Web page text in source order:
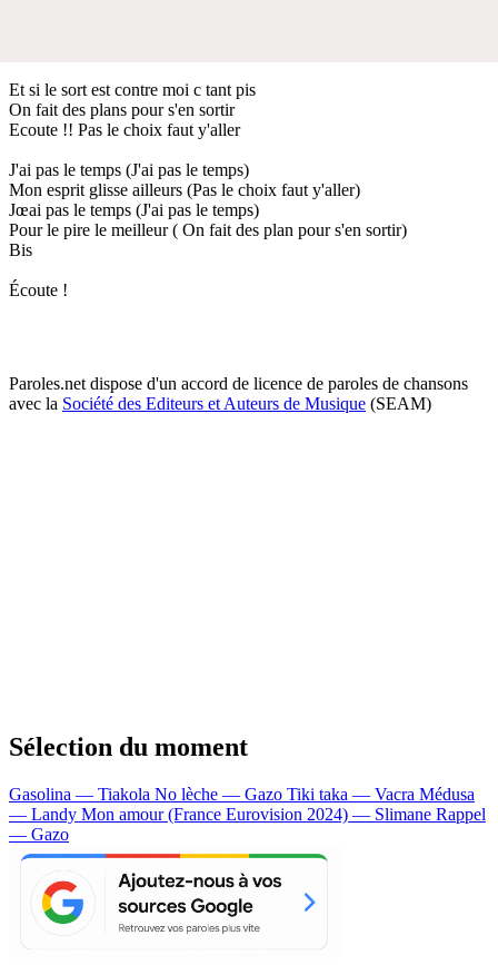
Et si le sort est contre moi c tant pis
On fait des plans pour s'en sortir
Ecoute !! Pas le choix faut y'aller
J'ai pas le temps (J'ai pas le temps)
Mon esprit glisse ailleurs (Pas le choix faut y'aller)
Jœai pas le temps (J'ai pas le temps)
Pour le pire le meilleur ( On fait des plan pour s'en sortir)
Bis
Écoute !
Paroles.net dispose d'un accord de licence de paroles de chansons
avec la Société des Editeurs et Auteurs de Musique (SEAM)
Sélection du moment
Gasolina — Tiakola No lèche — Gazo Tiki taka — Vacra Médusa
— Landy Mon amour (France Eurovision 2024) — Slimane Rappel
— Gazo